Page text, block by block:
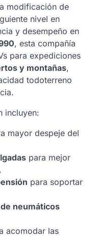
modificación de
nivel en
y desempeño en
, esta compañía
para expediciones
y montañas,
todoterreno
incluyen:
mayor despeje del
para mejor
para soportar
neumáticos
acomodar las